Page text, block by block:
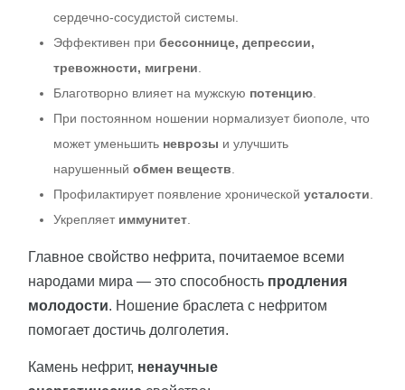
сердечно-сосудистой системы.
Эффективен при бессоннице, депрессии,
тревожности, мигрени
Благотворно влияет на мужскую потенцию
При постоянном ношении нормализует биополе, что
может уменьшить неврозы и улучшить
нарушенный обмен веществ
Профилактирует появление хронической усталости
Укрепляет иммунитет
Главное свойство нефрита, почитаемое всеми
народами мира — это способность продления
молодости. Ношение браслета с нефритом
помогает достичь долголетия.
Камень нефрит, ненаучные